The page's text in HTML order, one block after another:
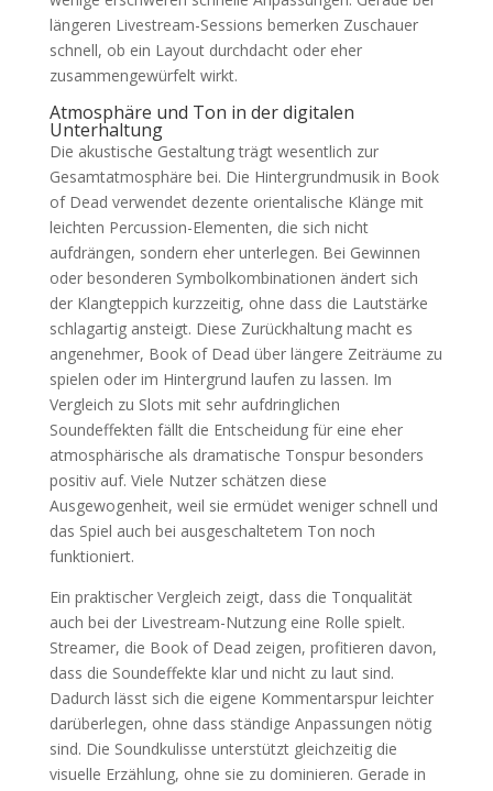
längeren Livestream-Sessions bemerken Zuschauer
schnell, ob ein Layout durchdacht oder eher
zusammengewürfelt wirkt.
Atmosphäre und Ton in der digitalen
Unterhaltung
Die akustische Gestaltung trägt wesentlich zur
Gesamtatmosphäre bei. Die Hintergrundmusik in Book
of Dead verwendet dezente orientalische Klänge mit
leichten Percussion-Elementen, die sich nicht
aufdrängen, sondern eher unterlegen. Bei Gewinnen
oder besonderen Symbolkombinationen ändert sich
der Klangteppich kurzzeitig, ohne dass die Lautstärke
schlagartig ansteigt. Diese Zurückhaltung macht es
angenehmer, Book of Dead über längere Zeiträume zu
spielen oder im Hintergrund laufen zu lassen. Im
Vergleich zu Slots mit sehr aufdringlichen
Soundeffekten fällt die Entscheidung für eine eher
atmosphärische als dramatische Tonspur besonders
positiv auf. Viele Nutzer schätzen diese
Ausgewogenheit, weil sie ermüdet weniger schnell und
das Spiel auch bei ausgeschaltetem Ton noch
funktioniert.
Ein praktischer Vergleich zeigt, dass die Tonqualität
auch bei der Livestream-Nutzung eine Rolle spielt.
Streamer, die Book of Dead zeigen, profitieren davon,
dass die Soundeffekte klar und nicht zu laut sind.
Dadurch lässt sich die eigene Kommentarspur leichter
darüberlegen, ohne dass ständige Anpassungen nötig
sind. Die Soundkulisse unterstützt gleichzeitig die
visuelle Erzählung, ohne sie zu dominieren. Gerade in